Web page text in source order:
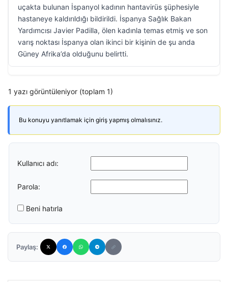
uçakta bulunan İspanyol kadının hantavirüs şüphesiyle
hastaneye kaldırıldığı bildirildi. İspanya Sağlık Bakan
Yardımcısı Javier Padilla, ölen kadınla temas etmiş ve son
varış noktası İspanya olan ikinci bir kişinin de şu anda
Güney Afrika’da olduğunu belirtti.
1 yazı görüntüleniyor (toplam 1)
Bu konuyu yanıtlamak için giriş yapmış olmalısınız.
Kullanıcı adı:
Parola:
Beni hatırla
Paylaş: